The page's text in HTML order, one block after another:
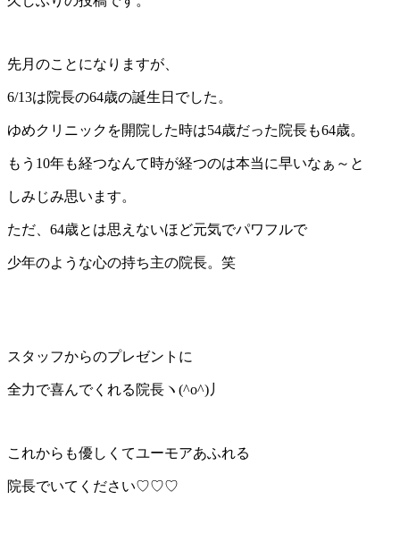
先月のことになりますが、
6/13は院長の64歳の誕生日でした。
ゆめクリニックを開院した時は54歳だった院長も64歳。
もう10年も経つなんて時が経つのは本当に早いなぁ～と
しみじみ思います。
ただ、64歳とは思えないほど元気でパワフルで
少年のような心の持ち主の院長。笑
スタッフからのプレゼントに
全力で喜んでくれる院長ヽ(^o^)丿
これからも優しくてユーモアあふれる
院長でいてください♡♡♡